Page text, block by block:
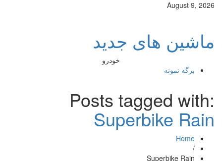
August 9, 2026
ماشین های جدید
خودرو
برگه نمونه
Posts tagged with:
Superbike Rain
Home
/
Superbike Rain